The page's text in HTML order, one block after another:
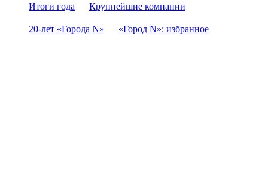
Итоги года
Крупнейшие компании
20-лет «Города N» «Город N»: избранное